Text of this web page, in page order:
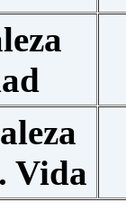
Vida